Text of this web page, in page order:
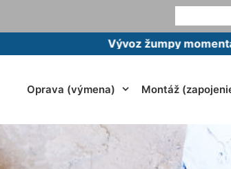
Vývoz žumpy momentálne
Oprava (výmena) Montáž